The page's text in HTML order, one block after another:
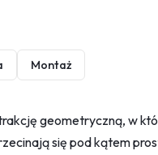
Montaż
geometryczną, w
się pod kątem